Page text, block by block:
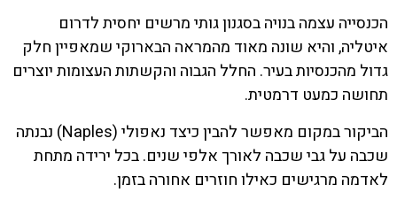
הכנסייה עצמה בנויה בסגנון גותי מרשים יחסית לדרום
איטליה, והיא שונה מאוד מהמראה הבארוקי שמאפיין חלק
גדול מהכנסיות בעיר. החלל הגבוה והקשתות העצומות יוצרים
תחושה כמעט דרמטית.
הביקור במקום מאפשר להבין כיצד נאפולי (Naples) נבנתה
שכבה על גבי שכבה לאורך אלפי שנים. בכל ירידה מתחת
לאדמה מרגישים כאילו חוזרים אחורה בזמן.